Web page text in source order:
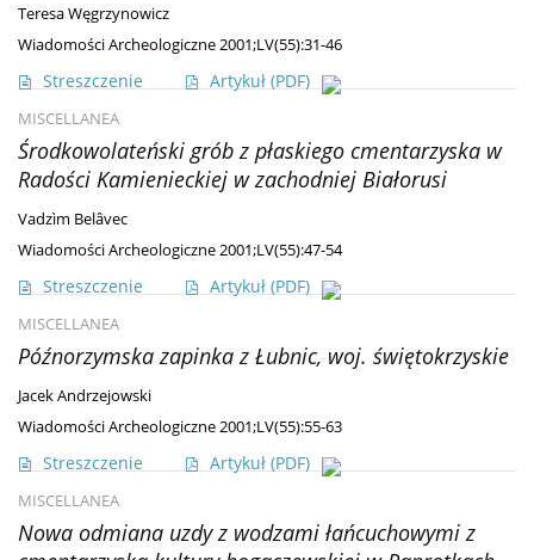
Teresa Węgrzynowicz
Wiadomości Archeologiczne 2001;LV(55):31-46
Streszczenie Artykuł (PDF)
MISCELLANEA
Środkowolateński grób z płaskiego cmentarzyska w
Radości Kamienieckiej w zachodniej Białorusi
Vadzìm Belâvec
Wiadomości Archeologiczne 2001;LV(55):47-54
Streszczenie Artykuł (PDF)
MISCELLANEA
Późnorzymska zapinka z Łubnic, woj. świętokrzyskie
Jacek Andrzejowski
Wiadomości Archeologiczne 2001;LV(55):55-63
Streszczenie Artykuł (PDF)
MISCELLANEA
Nowa odmiana uzdy z wodzami łańcuchowymi z